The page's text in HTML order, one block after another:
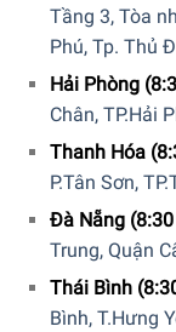
3 ngăn chứa
Tầng 3, Tòa
Phú, Tp. Thủ
Hải Phòng
Chân, TP.Hải
Thanh Hóa
P.Tân Sơn,
Đà Nẵng
Trung, Quận
Thái Bình
Bình, T.Hưng